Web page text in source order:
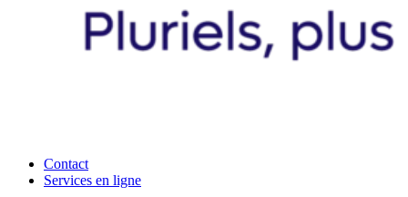
Anderlaine | Conseil – Expert comptable – Avocat – Audit
Contact
Services en ligne